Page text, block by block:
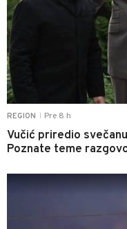
REGION Pre 8 h
Vučić priredio
Poznate teme